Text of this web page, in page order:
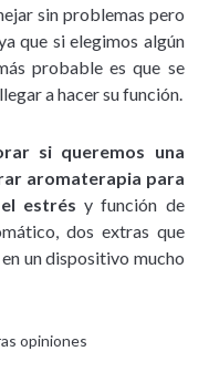
sin problemas pero
que si elegimos algún
probable es que se
a hacer su función.
si queremos una
aromaterapia para
estrés y función de
dos extras que
un dispositivo mucho
opiniones